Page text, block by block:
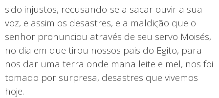
sido injustos, recusando-se a sacar ouvir a sua
voz, e assim os desastres, e a maldição que o
senhor pronunciou através de seu servo Moisés,
no dia em que tirou nossos pais do Egito, para
nos dar uma terra onde mana leite e mel, nos foi
tomado por surpresa, desastres que vivemos
hoje.